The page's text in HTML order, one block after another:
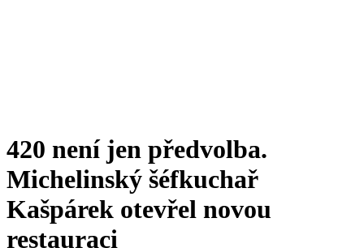
420 není jen předvolba.
Michelinský šéfkuchař
Kašpárek otevřel novou
restauraci